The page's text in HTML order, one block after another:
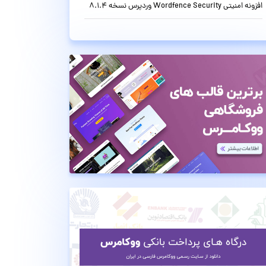
افزونه امنیتی Wordfence Security وردپرس نسخه 8.1.4